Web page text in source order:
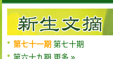
第七十一期 第七十期
第六十九期 更多 »